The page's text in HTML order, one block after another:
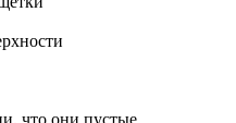
что они пустые